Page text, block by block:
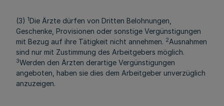
(3) 1Die Ärzte dürfen von Dritten Belohnungen,
Geschenke, Provisionen oder sonstige Vergünstigungen
mit Bezug auf ihre Tätigkeit nicht annehmen. 2Ausnahmen
sind nur mit Zustimmung des Arbeitgebers möglich.
3Werden den Ärzten derartige Vergünstigungen
angeboten, haben sie dies dem Arbeitgeber unverzüglich
anzuzeigen.